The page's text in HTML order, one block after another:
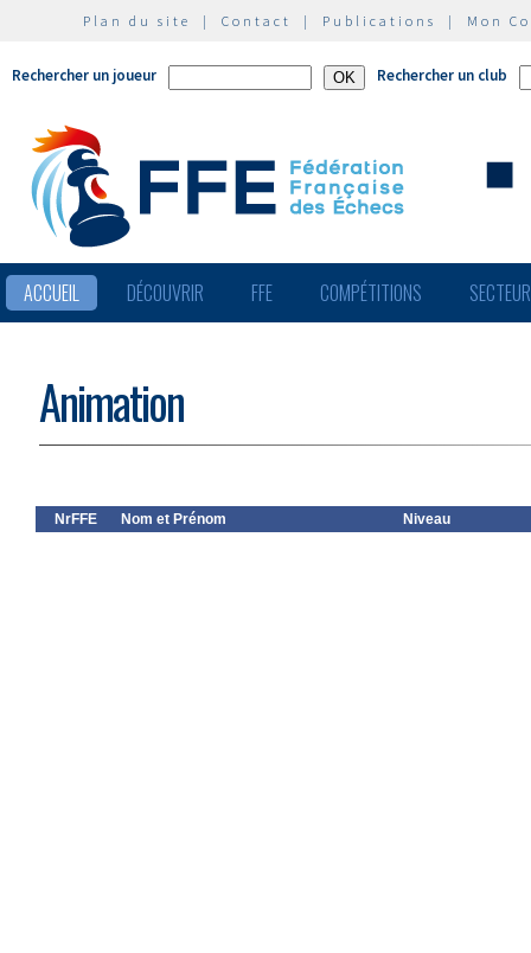
Plan du site | Contact | Publications | Mon
Rechercher un joueur Rechercher un club
ACCUEIL DÉCOUVRIR FFE COMPÉTITIONS
Animation
NrFFE Nom et Prénom Niveau